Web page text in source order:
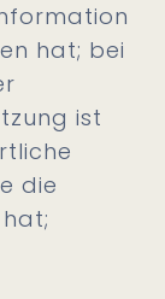
hat; bei
ist
die